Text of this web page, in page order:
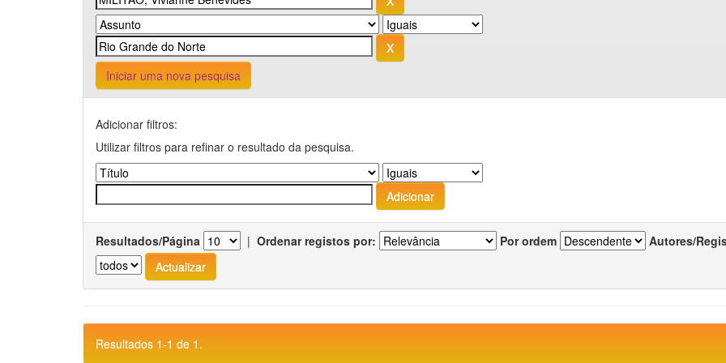
Iniciar uma nova pesquisa
Adicionar filtros:
Utilizar filtros para refinar o resultado da pesquisa.
Resultados/Página | Ordenar registos por: Por ordem Autores/
Resultados 1-1 de 1.